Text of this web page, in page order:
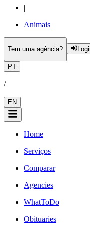
|
Animais
Tem uma agência?
PT
/
EN
Home
Serviços
Comparar
Agencies
WhatToDo
Obituaries